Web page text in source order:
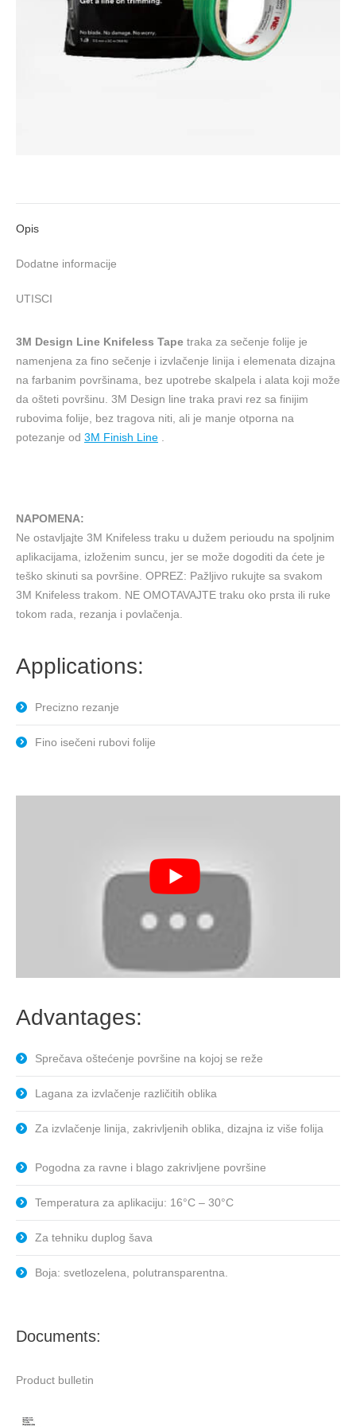
Opis
Dodatne informacije
UTISCI
3M Design Line Knifeless Tape traka za sečenje folije je
namenjena za fino sečenje i izvlačenje linija i elemenata dizajna
na farbanim površinama, bez upotrebe skalpela i alata koji može
da ošteti površinu. 3M Design line traka pravi rez sa finijim
rubovima folije, bez tragova niti, ali je manje otporna na
potezanje od 3M Finish Line
NAPOMENA:
Ne ostavljajte 3M Knifeless traku u dužem perioudu na spoljnim
aplikacijama, izloženim suncu, jer se može dogoditi da ćete je
teško skinuti sa površine. OPREZ: Pažljivo rukujte sa svakom
3M Knifeless trakom. NE OMOTAVAJTE traku oko prsta ili ruke
tokom rada, rezanja i povlačenja.
Applications:
Precizno rezanje
Fino isečeni rubovi folije
Advantages:
Sprečava oštećenje površine na kojoj se reže
Lagana za izvlačenje različitih oblika
Za izvlačenje linija, zakrivljenih oblika, dizajna iz više folija
Pogodna za ravne i blago zakrivljene površine
Temperatura za aplikaciju: 16°C – 30°C
Za tehniku duplog šava
Boja: svetlozelena, polutransparentna.
Documents:
Product bulletin